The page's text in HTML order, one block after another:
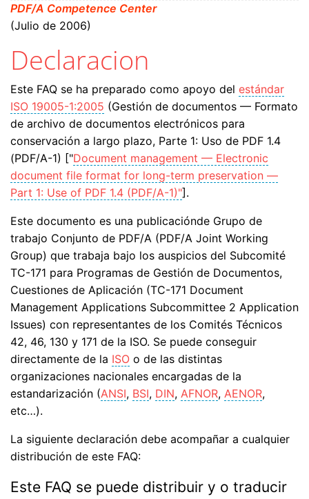
PDF/A Competence Center
(Julio de 2006)
Declaracion
Este FAQ se ha preparado como apoyo del estándar
ISO 19005-1:2005 (Gestión de documentos — Formato
de archivo de documentos electrónicos para
conservación a largo plazo, Parte 1: Uso de PDF 1.4
(PDF/A-1) ["Document management — Electronic
document file format for long-term preservation —
Part 1: Use of PDF 1.4 (PDF/A-1)"].
Este documento es una publicaciónde Grupo de
trabajo Conjunto de PDF/A (PDF/A Joint Working
Group) que trabaja bajo los auspicios del Subcomité
TC-171 para Programas de Gestión de Documentos,
Cuestiones de Aplicación (TC-171 Document
Management Applications Subcommittee 2 Application
Issues) con representantes de los Comités Técnicos
42, 46, 130 y 171 de la ISO. Se puede conseguir
directamente de la ISO o de las distintas
organizaciones nacionales encargadas de la
estandarización (ANSI, BSI, DIN, AFNOR, AENOR,
etc…).
La siguiente declaración debe acompañar a cualquier
distribución de este FAQ:
Este FAQ se puede distribuir y o traducir